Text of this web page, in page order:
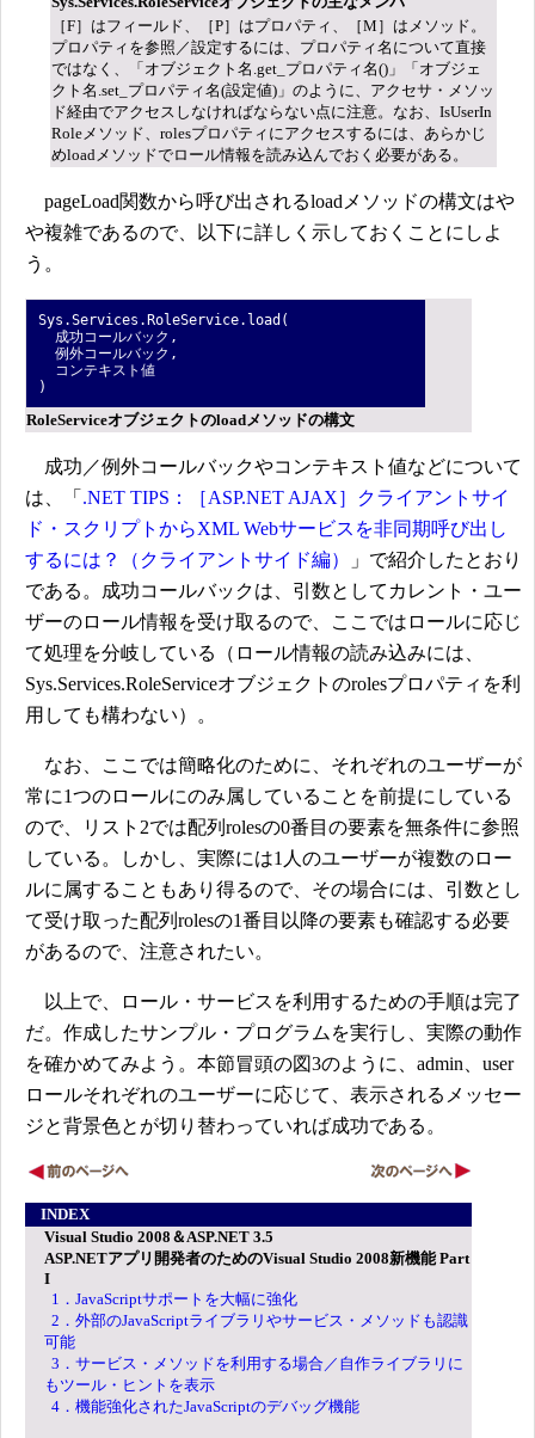
［F］はフィールド、［P］はプロパティ、［M］はメソッド。
プロパティを参照／設定するには、プロパティ名について直接
ではなく、「オブジェクト名.get_プロパティ名()」「オブジェ
クト名.set_プロパティ名(設定値)」のように、アクセサ・メソッ
ド経由でアクセスしなければならない点に注意。なお、IsUserIn
Roleメソッド、rolesプロパティにアクセスするには、あらかじ
めloadメソッドでロール情報を読み込んでおく必要がある。
pageLoad関数から呼び出されるloadメソッドの構文はや
や複雑であるので、以下に詳しく示しておくことにしよ
う。
Sys.Services.RoleService.load(
成功コールバック,
例外コールバック,
コンテキスト値
)
RoleServiceオブジェクトのloadメソッドの構文
成功／例外コールバックやコンテキスト値などについて
は、「 .NET TIPS：［ASP.NET AJAX］クライアントサイ
ド・スクリプトからXML Webサービスを非同期呼び出し
するには？（クライアントサイド編）
」で紹介したとおり
である。成功コールバックは、引数としてカレント・ユー
ザーのロール情報を受け取るので、ここではロールに応じ
て処理を分岐している（ロール情報の読み込みには、
Sys.Services.RoleServiceオブジェクトのrolesプロパティを利
用しても構わない）。
なお、ここでは簡略化のために、それぞれのユーザーが
常に1つのロールにのみ属していることを前提にしている
ので、リスト2では配列rolesの0番目の要素を無条件に参照
している。しかし、実際には1人のユーザーが複数のロー
ルに属することもあり得るので、その場合には、引数とし
て受け取った配列rolesの1番目以降の要素も確認する必要
があるので、注意されたい。
以上で、ロール・サービスを利用するための手順は完了
だ。作成したサンプル・プログラムを実行し、実際の動作
を確かめてみよう。本節冒頭の図3のように、admin、user
ロールそれぞれのユーザーに応じて、表示されるメッセー
ジと背景色とが切り替わっていれば成功である。
INDEX
Visual Studio 2008＆ASP.NET 3.5
ASP.NETアプリ開発者のためのVisual Studio 2008新機能 Part
I
1．JavaScriptサポートを大幅に強化
2．外部のJavaScriptライブラリやサービス・メソッドも認識
可能
3．サービス・メソッドを利用する場合／自作ライブラリに
もツール・ヒントを表示
4．機能強化されたJavaScriptのデバッグ機能